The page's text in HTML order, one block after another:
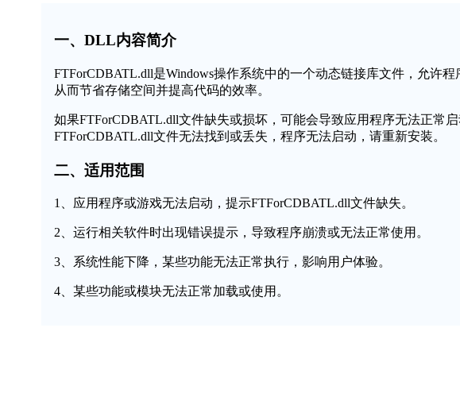
一、DLL内容简介
FTForCDBATL.dll是Windows操作系统中的一个动态链接库文件，允许
从而节省存储空间并提高代码的效率。
如果FTForCDBATL.dll文件缺失或损坏，可能会导致应用程序无法正常
FTForCDBATL.dll文件无法找到或丢失，程序无法启动，请重新安装。
二、适用范围
1、应用程序或游戏无法启动，提示FTForCDBATL.dll文件缺失。
2、运行相关软件时出现错误提示，导致程序崩溃或无法正常使用。
3、系统性能下降，某些功能无法正常执行，影响用户体验。
4、某些功能或模块无法正常加载或使用。